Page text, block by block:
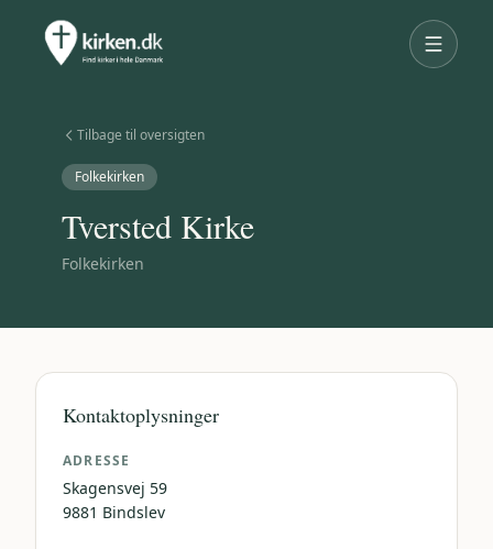
Tilbage til oversigten
Folkekirken
Tversted Kirke
Folkekirken
Kontaktoplysninger
ADRESSE
Skagensvej 59
9881 Bindslev